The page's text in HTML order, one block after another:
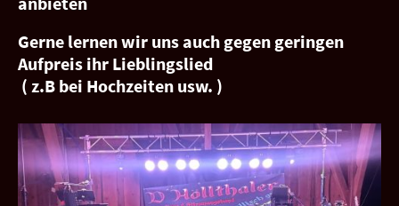
Gerne lernen wir uns auch gegen geringen
Aufpreis ihr Lieblingslied
( z.B bei Hochzeiten usw. )